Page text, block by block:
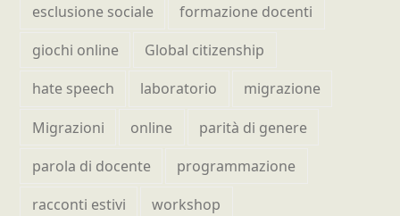
esclusione sociale
formazione docenti
giochi online
Global citizenship
hate speech
laboratorio
migrazione
Migrazioni
online
parità di genere
parola di docente
programmazione
racconti estivi
workshop